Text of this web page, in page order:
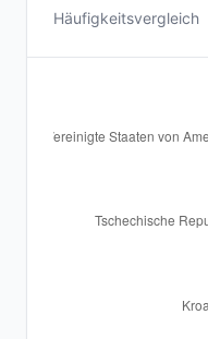
Häufigkeitsvergleich